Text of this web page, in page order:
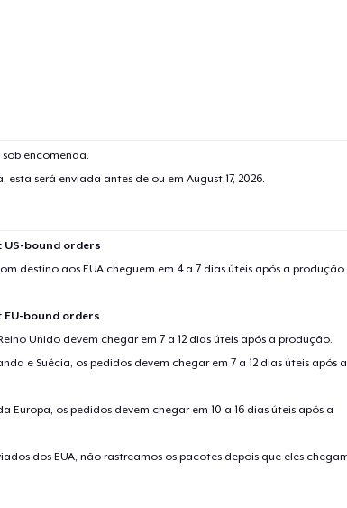
sob encomenda.
esta será enviada antes de ou em August 17, 2026.
US-bound orders
destino aos EUA cheguem em 4 a 7 dias úteis após a produção
EU-bound orders
Unido devem chegar em 7 a 12 dias úteis após a produção.
e Suécia, os pedidos devem chegar em 7 a 12 dias úteis após a
Europa, os pedidos devem chegar em 10 a 16 dias úteis após a
dos EUA, não rastreamos os pacotes depois que eles